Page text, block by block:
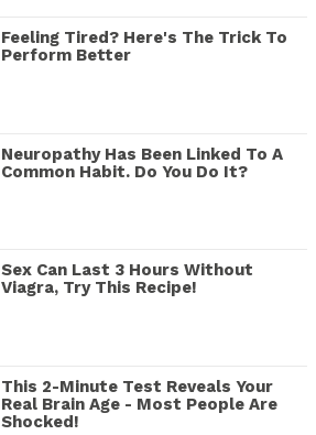
Feeling Tired? Here's The Trick To
Perform Better
Neuropathy Has Been Linked To A
Common Habit. Do You Do It?
Sex Can Last 3 Hours Without
Viagra, Try This Recipe!
This 2-Minute Test Reveals Your
Real Brain Age - Most People Are
Shocked!